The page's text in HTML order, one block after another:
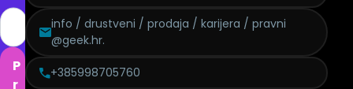
P
r
info / drustveni / prodaja / karijera / pravni
@geek.hr.
+385998705760